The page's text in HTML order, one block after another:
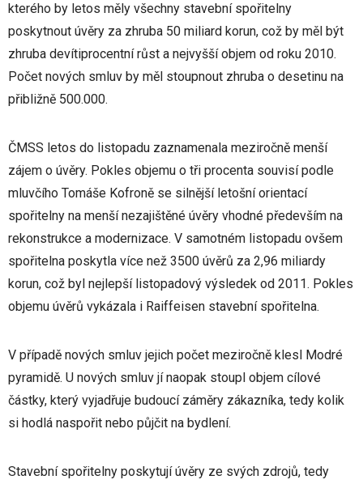
kterého by letos měly všechny stavební spořitelny
poskytnout úvěry za zhruba 50 miliard korun, což by měl být
zhruba devítiprocentní růst a nejvyšší objem od roku 2010.
Počet nových smluv by měl stoupnout zhruba o desetinu na
přibližně 500.000.
ČMSS letos do listopadu zaznamenala meziročně menší
zájem o úvěry. Pokles objemu o tři procenta souvisí podle
mluvčího Tomáše Kofroně se silnější letošní orientací
spořitelny na menší nezajištěné úvěry vhodné především na
rekonstrukce a modernizace. V samotném listopadu ovšem
spořitelna poskytla více než 3500 úvěrů za 2,96 miliardy
korun, což byl nejlepší listopadový výsledek od 2011. Pokles
objemu úvěrů vykázala i Raiffeisen stavební spořitelna.
V případě nových smluv jejich počet meziročně klesl Modré
pyramidě. U nových smluv jí naopak stoupl objem cílové
částky, který vyjadřuje budoucí záměry zákazníka, tedy kolik
si hodlá naspořit nebo půjčit na bydlení.
Stavební spořitelny poskytují úvěry ze svých zdrojů, tedy